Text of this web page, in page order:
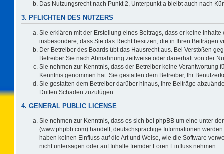
Das Nutzungsrecht nach Punkt 2, Unterpunkt a bleibt auch nach
3. PFLICHTEN DES NUTZERS
Sie erklären mit der Erstellung eines Beitrags, dass er keine
insbesondere, dass Sie das Recht besitzen, die in Ihren Beiträgen
Der Betreiber des Boards übt das Hausrecht aus. Bei Verstößen
Betreiber Sie nach Abmahnung zeitweise oder dauerhaft von der
Sie nehmen zur Kenntnis, dass der Betreiber keine Verantwortung
Kenntnis genommen hat. Sie gestatten dem Betreiber, Ihr
Sie gestatten dem Betreiber darüber hinaus, Ihre Beiträge
Dritten Schaden zuzufügen.
4. GENERAL PUBLIC LICENSE
Sie nehmen zur Kenntnis, dass es sich bei phpBB um eine unter der
(www.phpbb.com) handelt; deutschsprachige Informationen
haben keinen Einfluss auf die Art und Weise, wie die Software
nicht untersagen oder auf Inhalte fremder Foren Einfluss nehmen.